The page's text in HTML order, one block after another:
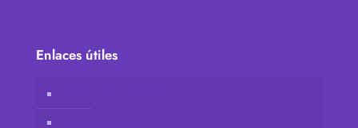
Enlaces útiles